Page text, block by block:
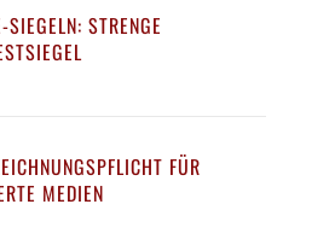
STRENGE
FÜR
MEDIEN